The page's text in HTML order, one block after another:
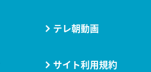
テレ朝動画
サイト利用規約